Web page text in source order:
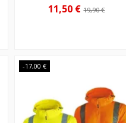
11,50 €19,90 €
-17,00 €